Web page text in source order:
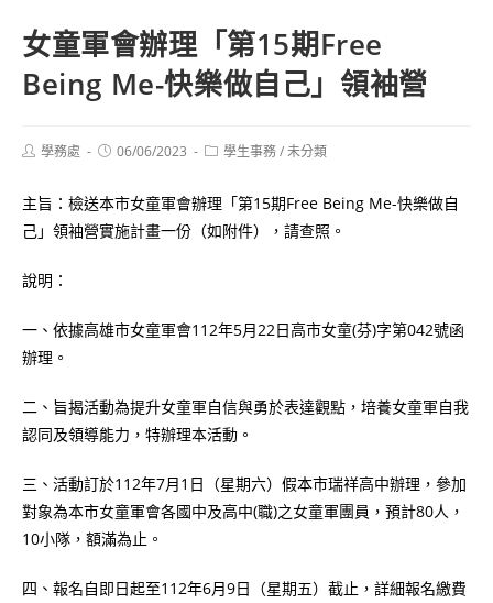
女童軍會辦理「第15期Free
Being Me-快樂做自己」領袖營
Post學務處
Post06/06/2023
Post學生事務/未分類
主旨：檢送本市女童軍會辦理「第15期Free Being Me-快樂做自
己」領袖營實施計畫一份（如附件），請查照。
說明：
一、依據高雄市女童軍會112年5月22日高市女童(芬)字第042號函
辦理。
二、旨揭活動為提升女童軍自信與勇於表達觀點，培養女童軍自我
認同及領導能力，特辦理本活動。
三、活動訂於112年7月1日（星期六）假本市瑞祥高中辦理，參加
對象為本市女童軍會各國中及高中(職)之女童軍團員，預計80人，
10小隊，額滿為止。
四、報名自即日起至112年6月9日（星期五）截止，詳細報名繳費